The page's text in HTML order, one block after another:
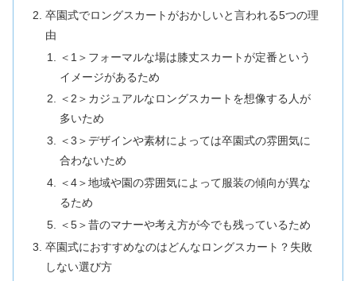
卒園式でロングスカートがおかしいと言われる5つの理
由
＜1＞フォーマルな場は膝丈スカートが定番という
イメージがあるため
＜2＞カジュアルなロングスカートを想像する人が
多いため
＜3＞デザインや素材によっては卒園式の雰囲気に
合わないため
＜4＞地域や園の雰囲気によって服装の傾向が異な
るため
＜5＞昔のマナーや考え方が今でも残っているため
卒園式におすすめなのはどんなロングスカート？失敗
しない選び方